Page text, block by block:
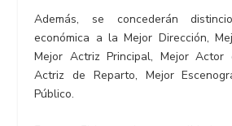
Además, se concederán
económica a la Mejor Dirección,
Mejor Actriz Principal, Mejor Actor
Actriz de Reparto, Mejor
Público.